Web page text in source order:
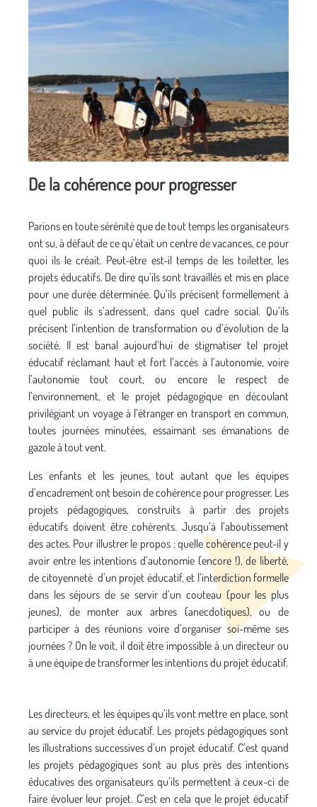
De la cohérence pour progresser
Parions en toute sérénité que de tout temps les organisateurs
ont su, à défaut de ce qu’était un centre de vacances, ce pour
quoi ils le créait. Peut-être est-il temps de les toiletter, les
projets éducatifs. De dire qu’ils sont travaillés et mis en place
pour une durée déterminée. Qu’ils précisent formellement à
quel public ils s’adressent, dans quel cadre social. Qu’ils
précisent l’intention de transformation ou d’évolution de la
société. Il est banal aujourd’hui de stigmatiser tel projet
éducatif réclamant haut et fort l’accès à l’autonomie, voire
l’autonomie tout court, ou encore le respect de
l’environnement, et le projet pédagogique en découlant
privilégiant un voyage à l’étranger en transport en commun,
toutes journées minutées, essaimant ses émanations de
gazole à tout vent.
Les enfants et les jeunes, tout autant que les équipes
d’encadrement ont besoin de cohérence pour progresser. Les
projets pédagogiques, construits à partir des projets
éducatifs doivent être cohérents. Jusqu’à l’aboutissement
des actes. Pour illustrer le propos : quelle cohérence peut-il y
avoir entre les intentions d’autonomie (encore !), de liberté,
de citoyenneté d’un projet éducatif, et l’interdiction formelle
dans les séjours de se servir d’un couteau (pour les plus
jeunes), de monter aux arbres (anecdotiques), ou de
participer à des réunions voire d’organiser soi-même ses
journées ? On le voit, il doit être impossible à un directeur ou
à une équipe de transformer les intentions du projet éducatif.
Les directeurs, et les équipes qu’ils vont mettre en place, sont
au service du projet éducatif. Les projets pédagogiques sont
les illustrations successives d’un projet éducatif. C’est quand
les projets pédagogiques sont au plus près des intentions
éducatives des organisateurs qu’ils permettent à ceux-ci de
faire évoluer leur projet. C’est en cela que le projet éducatif